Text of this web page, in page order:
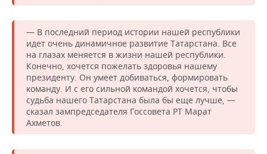
— В последний период истории нашей республики
идет очень динамичное развитие Татарстана. Все
на глазах меняется в жизни нашей республики.
Конечно, хочется пожелать здоровья нашему
президенту. Он умеет добиваться, формировать
команду. И с его сильной командой хочется, чтобы
судьба нашего Татарстана была бы еще лучше, —
сказал зампредседателя Госсовета РТ Марат
Ахметов.